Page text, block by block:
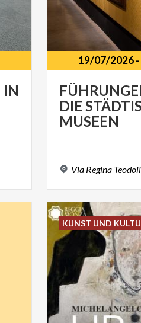
IN
19/07/2026-
DIE
MUSEEN
Via Regina
KUNST UND